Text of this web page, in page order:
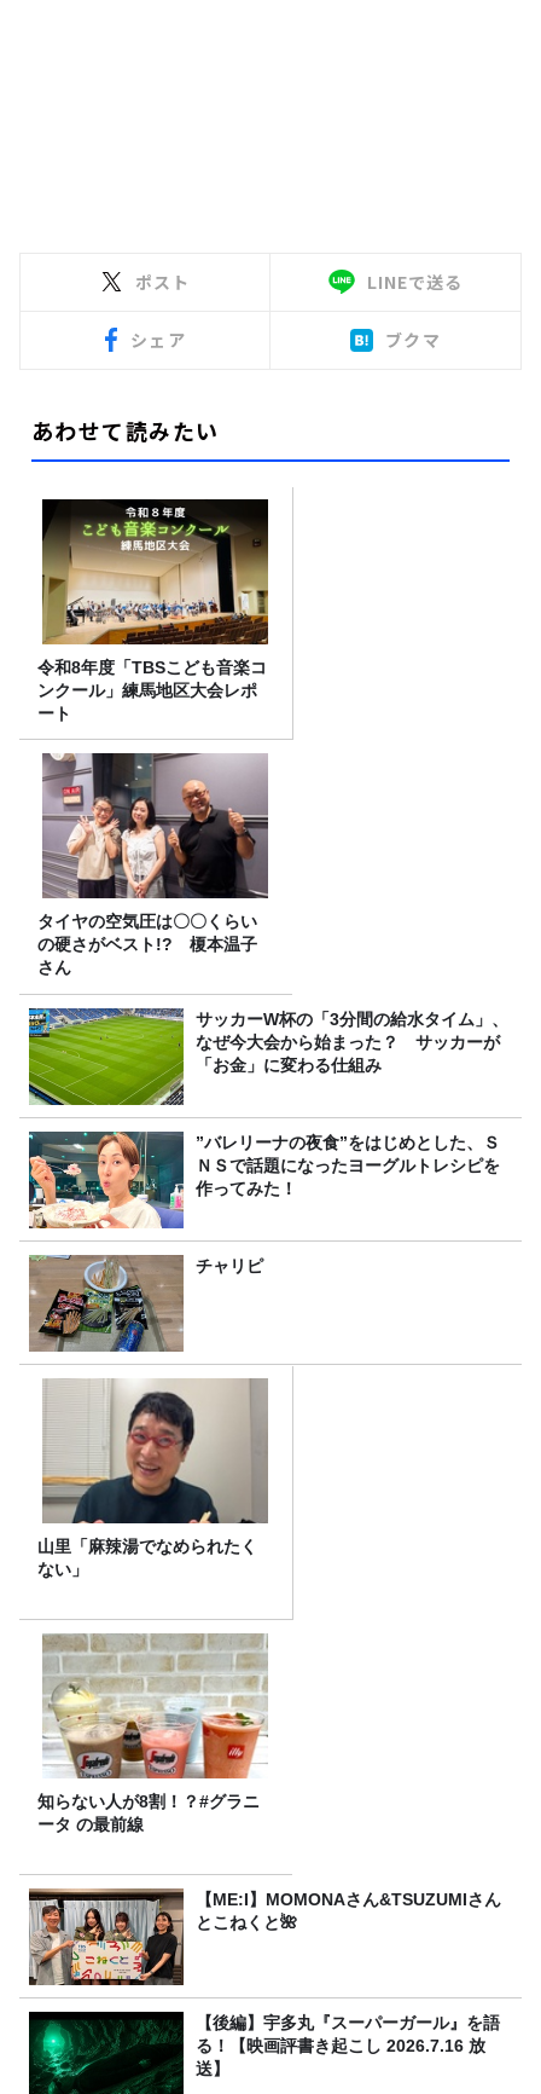
ポスト LINEで送る
シェア ブクマ
あわせて読みたい
令和8年度「TBSこども音楽コ
ンクール」練馬地区大会レポ
ート
タイヤの空気圧は〇〇くらい
の硬さがベスト!? 榎本温子
さん
サッカーW杯の「3分間の給水タイム」、
なぜ今大会から始まった？ サッカーが
「お金」に変わる仕組み
”バレリーナの夜食”をはじめとした、Ｓ
ＮＳで話題になったヨーグルトレシピを
作ってみた！
チャリピ
山里「麻辣湯でなめられたく
ない」
知らない人が8割！？#グラニ
ータ の最前線
【ME:I】MOMONAさん&TSUZUMIさん
とこねくと🌺
【後編】宇多丸『スーパーガール』を語
る！【映画評書き起こし 2026.7.16 放
送】